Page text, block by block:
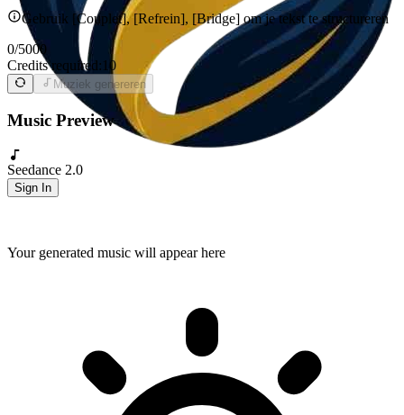
Seedance 2.0
Sign In
Gebruik [Couplet], [Refrein], [Bridge] om je tekst te structureren
0/5000
Credits required: 10
Muziek genereren
Music Preview
Your generated music will appear here